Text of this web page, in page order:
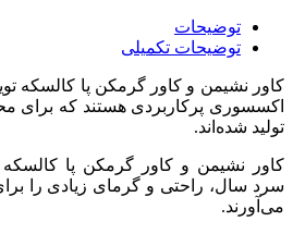
کالسکه
تویست
مشکی
رنگ
عدد
توضیحات
توضیحات تکمیلی
کاور نشیمن و کاور گرمکن پا
اکسسوری پرکاربردی هستند که برای
تولید شده‌اند.
کاور نشیمن و کاور گرمکن پا
سرد سال، راحتی و گرمای زیادی را
می‌آورند.